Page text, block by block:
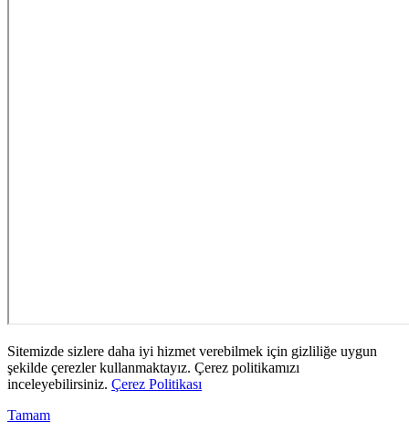
Sitemizde sizlere daha iyi hizmet verebilmek için gizliliğe uygun
şekilde çerezler kullanmaktayız. Çerez politikamızı
inceleyebilirsiniz. Çerez Politikası
Tamam